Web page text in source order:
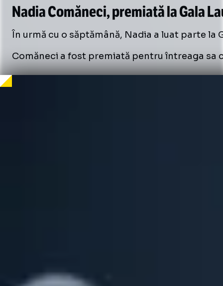
Nadia Comăneci, premiată la Gala
În urmă cu o săptămână, Nadia a luat parte la
Comăneci a fost premiată pentru întreaga sa